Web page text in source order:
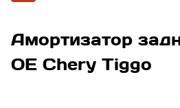
Амортизатор
OE Chery Tiggo